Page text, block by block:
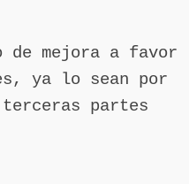
de mejora a favor
ya lo sean por
partes